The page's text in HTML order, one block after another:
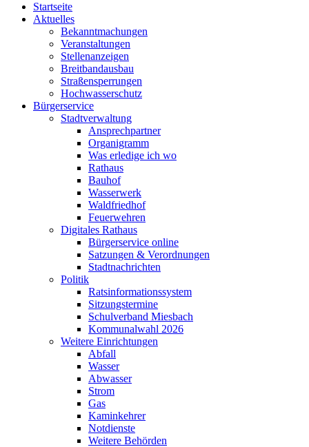
Startseite
Aktuelles
Bekanntmachungen
Veranstaltungen
Stellenanzeigen
Breitbandausbau
Straßensperrungen
Hochwasserschutz
Bürgerservice
Stadtverwaltung
Ansprechpartner
Organigramm
Was erledige ich wo
Rathaus
Bauhof
Wasserwerk
Waldfriedhof
Feuerwehren
Digitales Rathaus
Bürgerservice online
Satzungen & Verordnungen
Stadtnachrichten
Politik
Ratsinformationssystem
Sitzungstermine
Schulverband Miesbach
Kommunalwahl 2026
Weitere Einrichtungen
Abfall
Wasser
Abwasser
Strom
Gas
Kaminkehrer
Notdienste
Weitere Behörden